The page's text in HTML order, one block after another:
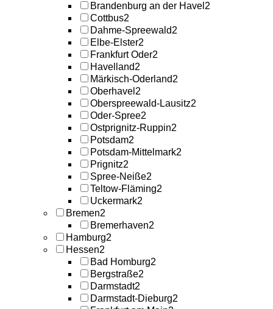
Brandenburg an der Havel 2
Cottbus2
Dahme-Spreewald2
Elbe-Elster2
Frankfurt Oder2
Havelland2
Märkisch-Oderland2
Oberhavel 2
Oberspreewald-Lausitz2
Oder-Spree2
Ostprignitz-Ruppin2
Potsdam2
Potsdam-Mittelmark2
Prignitz2
Spree-Neiße2
Teltow-Fläming2
Uckermark2
Bremen2
Bremerhaven2
Hamburg2
Hessen2
Bad Homburg2
Bergstraße2
Darmstadt2
Darmstadt-Dieburg2